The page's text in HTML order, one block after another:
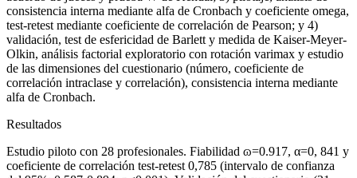
consistencia interna mediante alfa de Cronbach y coeficiente omega,
test-retest mediante coeficiente de correlación de Pearson; y 4)
validación, test de esfericidad de Barlett y medida de Kaiser-Meyer-
Olkin, análisis factorial exploratorio con rotación varimax y estudio
de las dimensiones del cuestionario (número, coeficiente de
correlación intraclase y correlación), consistencia interna mediante
alfa de Cronbach.
Resultados
Estudio piloto con 28 profesionales. Fiabilidad ɷ=0.917, α=0, 841 y
coeficiente de correlación test-retest 0,785 (intervalo de confianza